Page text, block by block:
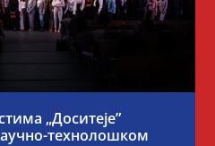
„Доситеје”
технолошком